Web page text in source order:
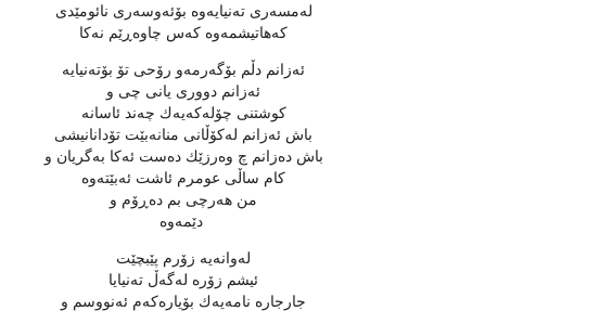
له‌مسه‌ری ته‌نیایه‌وه‌ بۆئه‌وسه‌ری نائومێدی
كه‌هاتیشمه‌وه‌ كه‌س چاوه‌ڕێم نه‌كا
ئه‌زانم دڵم بۆگه‌رمه‌و رۆحی تۆ بۆته‌نیایه‌
ئه‌زانم دووری یانی چی و
كوشتنی چۆله‌كه‌یه‌ك چه‌ند ئاسانه‌
باش ئه‌زانم له‌كۆڵانی منانه‌بێت تۆدانانیشی
باش ده‌زانم چ وه‌رزێك ده‌ست ئه‌كا به‌گریان و
كام ساڵی عومرم ئاشت ئه‌بێته‌وه‌
من هه‌رچی بم ده‌ڕۆم و
دێمه‌وه‌
له‌وانه‌یه‌ زۆرم پێبچێت
ئیشم زۆره‌ له‌گه‌ڵ ته‌نیایا
جارجاره‌ نامه‌یه‌ك بۆیاره‌كه‌م ئه‌نووسم و